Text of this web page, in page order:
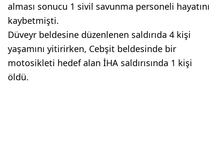
alması sonucu 1 sivil savunma personeli hayatını
kaybetmişti.
Düveyr beldesine düzenlenen saldırıda 4 kişi
yaşamını yitirirken, Cebşit beldesinde bir
motosikleti hedef alan İHA saldırısında 1 kişi
öldü.